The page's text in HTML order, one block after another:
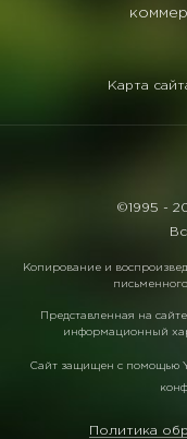
Карта
©1995 -
Копирование и
Представленная на
информационный
Сайт защищен с помощью
Политика